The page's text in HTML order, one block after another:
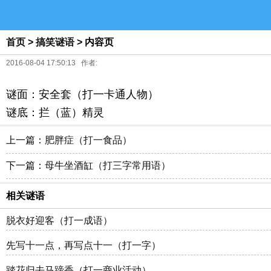
首页 > 搞笑谜语> 内容页
2016-08-04 17:50:13 作者:
谜面：安全套（打一卡通人物）
谜底：拦（蓝）精灵
上一篇： 肥胖症（打一食品）
下一篇： 母牛坐酒缸（打三字常用语）
相关谜语
脱衣好迎客（打一成语）
先写十一点，再写点十一（打一字）